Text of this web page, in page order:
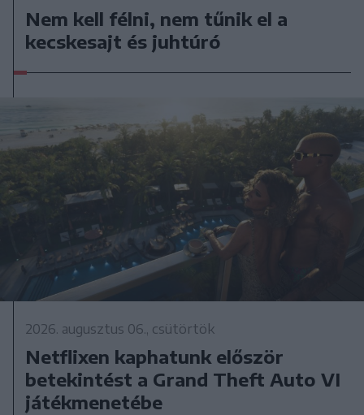
Nem kell félni, nem tűnik el a
kecskesajt és juhtúró
2026. augusztus 06., csütörtök
Netflixen kaphatunk először
betekintést a Grand Theft Auto VI
játékmenetébe